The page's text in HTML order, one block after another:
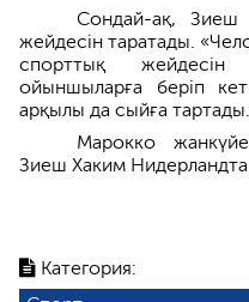
Категория:
Сондай-ақ, Зиеш
жейдесін таратады.
спорттық жейдесін
ойыншыларға беріп
арқылы да сыйға тартады.
Марокко
Зиеш Хаким Нидерландта